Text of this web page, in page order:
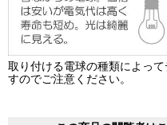
取り付ける電球の種類によっ
すのでご注意ください。